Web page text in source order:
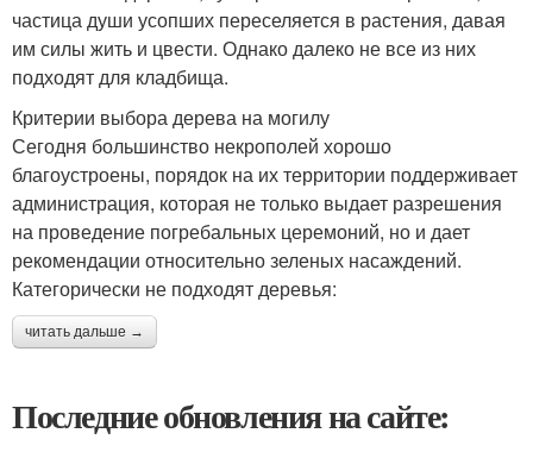
частица души усопших переселяется в растения, давая
им силы жить и цвести. Однако далеко не все из них
подходят для кладбища.
Критерии выбора дерева на могилу
Сегодня большинство некрополей хорошо
благоустроены, порядок на их территории поддерживает
администрация, которая не только выдает разрешения
на проведение погребальных церемоний, но и дает
рекомендации относительно зеленых насаждений.
Категорически не подходят деревья:
читать дальше →
Последние обновления на сайте: